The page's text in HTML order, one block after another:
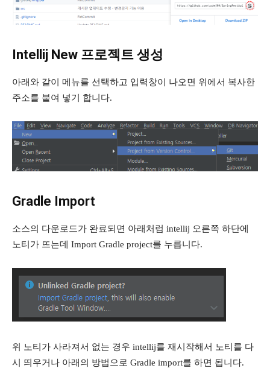
Intellij New 프로젝트 생성
아래와 같이 메뉴를 선택하고 입력창이 나오면 위에서 복사한
주소를 붙여 넣기 합니다.
Gradle Import
소스의 다운로드가 완료되면 아래처럼 intellij 오른쪽 하단에
노티가 뜨는데 Import Gradle project를 누릅니다.
위 노티가 사라져서 없는 경우 intellij를 재시작해서 노티를 다
시 띄우거나 아래의 방법으로 Gradle import를 하면 됩니다.